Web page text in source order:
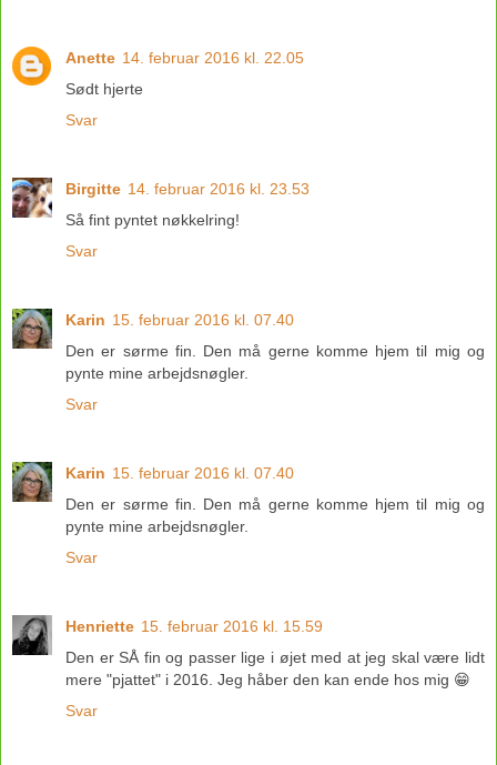
Anette 14. februar 2016 kl. 22.05
Sødt hjerte
Svar
Birgitte 14. februar 2016 kl. 23.53
Så fint pyntet nøkkelring!
Svar
Karin 15. februar 2016 kl. 07.40
Den er sørme fin. Den må gerne komme hjem til mig og
pynte mine arbejdsnøgler.
Svar
Karin 15. februar 2016 kl. 07.40
Den er sørme fin. Den må gerne komme hjem til mig og
pynte mine arbejdsnøgler.
Svar
Henriette 15. februar 2016 kl. 15.59
Den er SÅ fin og passer lige i øjet med at jeg skal være lidt
mere "pjattet" i 2016. Jeg håber den kan ende hos mig 😁
Svar